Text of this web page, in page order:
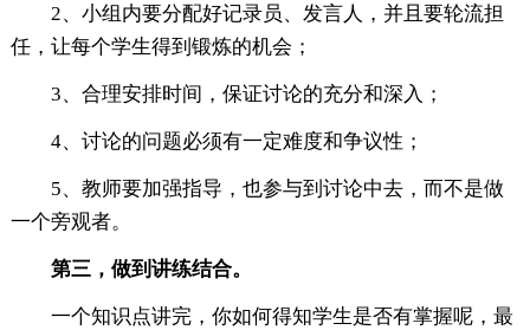
2、小组内要分配好记录员、发言人，并且要轮流担
任，让每个学生得到锻炼的机会；
3、合理安排时间，保证讨论的充分和深入；
4、讨论的问题必须有一定难度和争议性；
5、教师要加强指导，也参与到讨论中去，而不是做
一个旁观者。
第三，做到讲练结合。
一个知识点讲完，你如何得知学生是否有掌握呢，最